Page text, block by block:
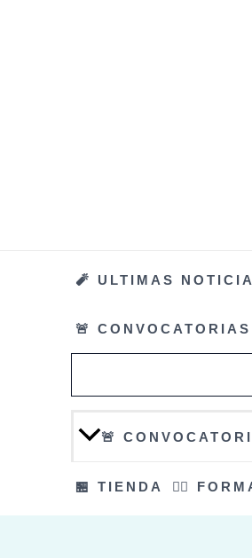
🧨 ULTIMAS
🚨
🚨
🏪 TIENDA 👮‍♀️